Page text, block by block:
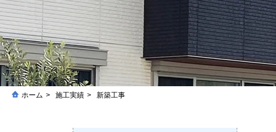
ホーム 施工実績 新築工事